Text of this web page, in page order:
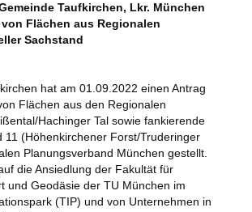
Taufkirchen, Lkr. München
Flächen aus Regionalen
Sachstand
hat am 01.09.2022 einen Antrag
Flächen aus den Regionalen
Hachinger Tal sowie fankierende
11 (Höhenkirchener Forst/Truderinger
Planungsverband München gestellt.
die Ansiedlung der Fakultät für
und Geodäsie der TU München im
(TIP) und von Unternehmen in